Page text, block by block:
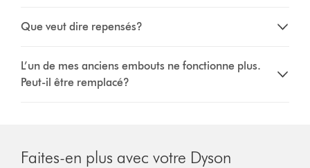
Que veut dire repensés?
L’un de mes anciens embouts ne fonctionne plus.
Peut-il être remplacé?
Faites-en plus avec votre Dyson